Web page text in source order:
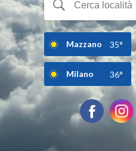
Mazzano 35°
Milano 36°